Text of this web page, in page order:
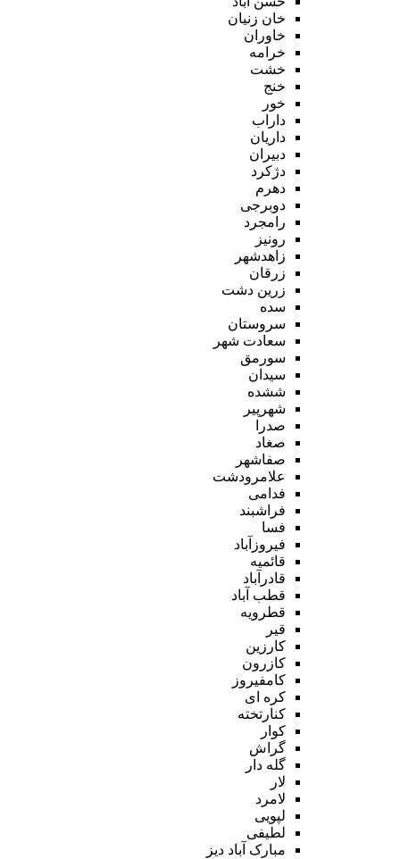
خان زنیان
خاوران
خرامه
خشت
خنج
خور
داراب
داریان
دبیران
دژکرد
دهرم
دوبرجی
رامجرد
رونیز
زاهدشهر
زرقان
زرین دشت
سده
سروستان
سعادت شهر
سورمق
سیدان
ششده
شهرپیر
صدرا
صغاد
صفاشهر
علامرودشت
فدامی
فراشبند
فسا
فیروزآباد
قائمیه
قادرآباد
قطب آباد
قطرویه
قیر
کارزین
کازرون
کامفیروز
کره ای
کنارتخته
کوار
گراش
گله دار
لار
لامرد
لپویی
لطیفی
مبارک آباد دیز